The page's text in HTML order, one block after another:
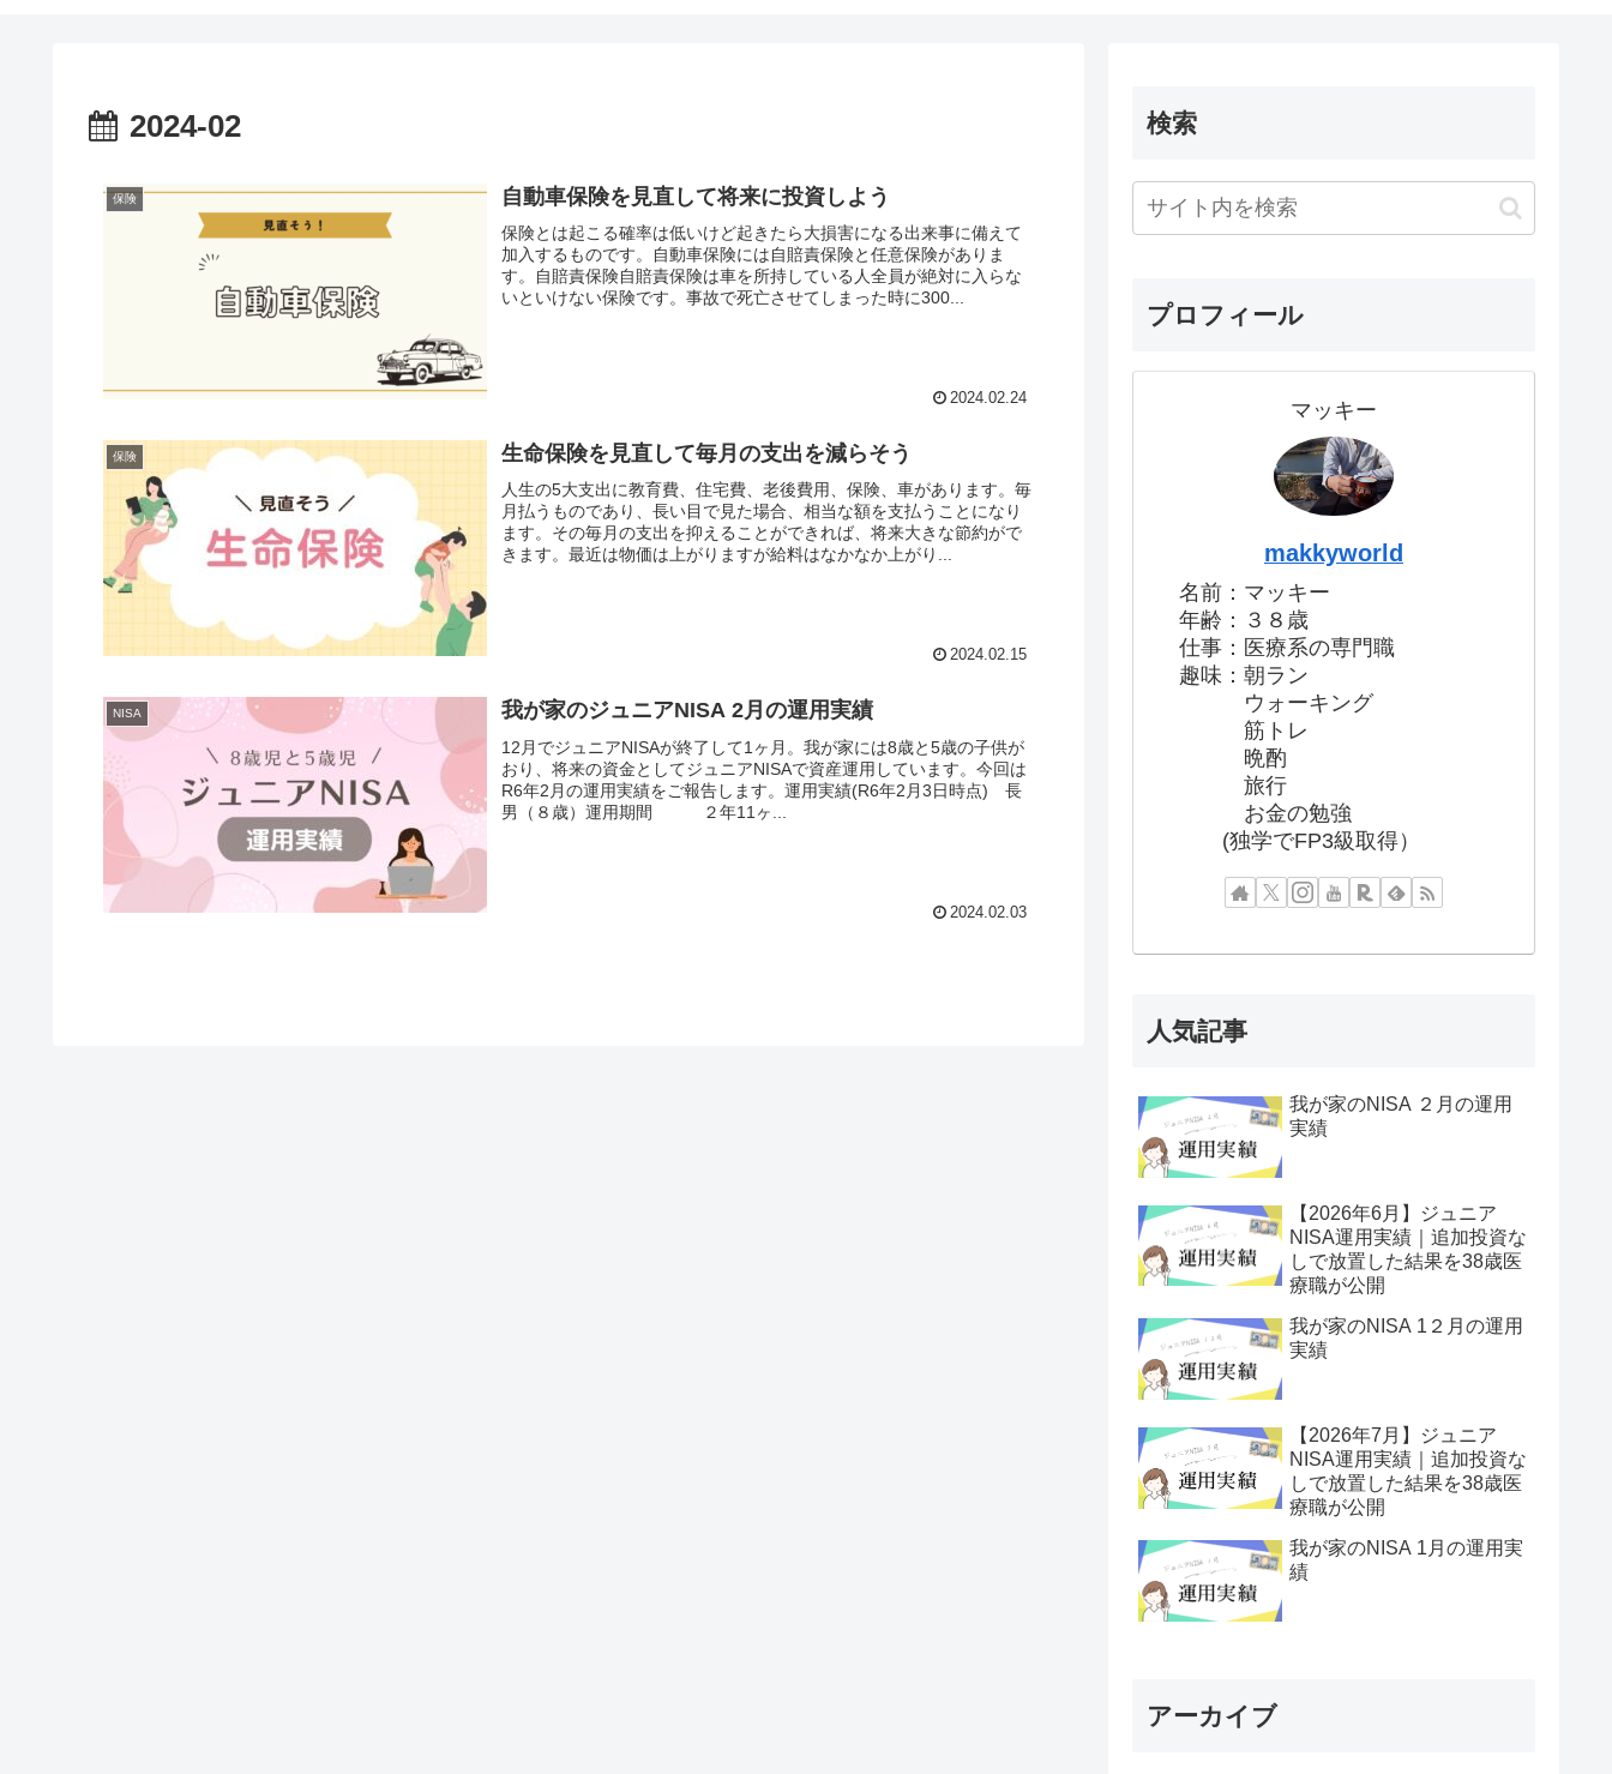
2024-02
保険 自動車保険を見直して将来に投資しよう
保険とは起こる確率は低いけど起きたら大損害になる出来事に備えて
加入するものです。自動車保険には自賠責保険と任意保険がありま
す。自賠責保険自賠責保険は車を所持している人全員が絶対に入らな
いといけない保険です。事故で死亡させてしまった時に300...
2024.02.24
保険 生命保険を見直して毎月の支出を減らそう
人生の5大支出に教育費、住宅費、老後費用、保険、車があります。毎
月払うものであり、長い目で見た場合、相当な額を支払うことになり
ます。その毎月の支出を抑えることができれば、将来大きな節約がで
きます。最近は物価は上がりますが給料はなかなか上がり...
2024.02.15
NISA 我が家のジュニアNISA 2月の運用実績
12月でジュニアNISAが終了して1ヶ月。我が家には8歳と5歳の子供が
おり、将来の資金としてジュニアNISAで資産運用しています。今回は
R6年2月の運用実績をご報告します。運用実績(R6年2月3日時点) 長
男（８歳）運用期間 ２年11ヶ...
2024.02.03
検索
プロフィール
マッキー
makkyworld
名前：マッキー
年齢：３８歳
仕事：医療系の専門職
趣味：朝ラン
ウォーキング
筋トレ
晩酌
旅行
お金の勉強
(独学でFP3級取得）
人気記事
我が家のNISA ２月の運用
実績
【2026年6月】ジュニア
NISA運用実績｜追加投資な
しで放置した結果を38歳医
療職が公開
我が家のNISA 1２月の運用
実績
【2026年7月】ジュニア
NISA運用実績｜追加投資な
しで放置した結果を38歳医
療職が公開
我が家のNISA 1月の運用実
績
アーカイブ